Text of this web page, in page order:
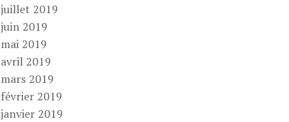
juillet 2019
juin 2019
mai 2019
avril 2019
mars 2019
février 2019
janvier 2019